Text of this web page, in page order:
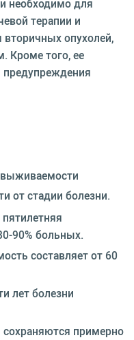
необходимо для
терапии и
опухолей,
Кроме того, ее
предупреждения
от стадии болезни.
90% больных.
составляет от 60
лет болезни
примерно